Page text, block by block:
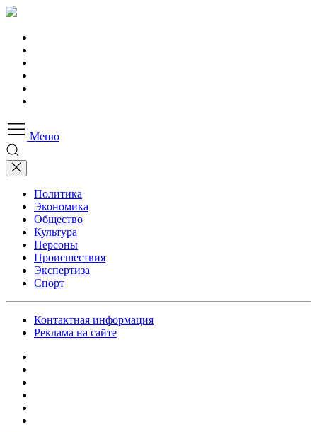
Меню
Политика
Экономика
Общество
Культура
Персоны
Происшествия
Экспертиза
Спорт
Контактная информация
Реклама на сайте